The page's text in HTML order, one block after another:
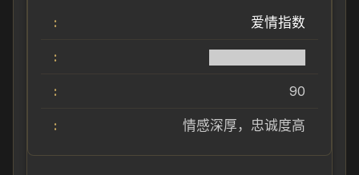
爱情指数
90
情感深厚，忠诚度高